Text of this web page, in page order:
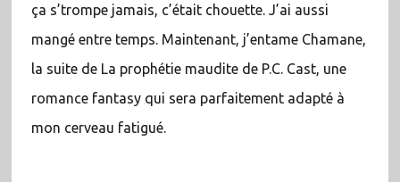
ça s’trompe jamais, c’était chouette. J’ai aussi
mangé entre temps. Maintenant, j’entame Chamane,
la suite de La prophétie maudite de P.C. Cast, une
romance fantasy qui sera parfaitement adapté à
mon cerveau fatigué.